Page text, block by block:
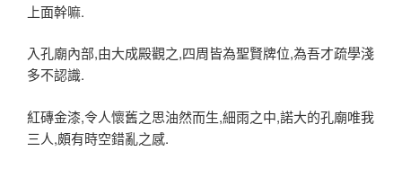
上面幹嘛.
入孔廟內部,由大成殿觀之,四周皆為聖賢牌位,為吾才疏學淺
多不認識.
紅磚金漆,令人懷舊之思油然而生,細雨之中,諾大的孔廟唯我
三人,頗有時空錯亂之感.